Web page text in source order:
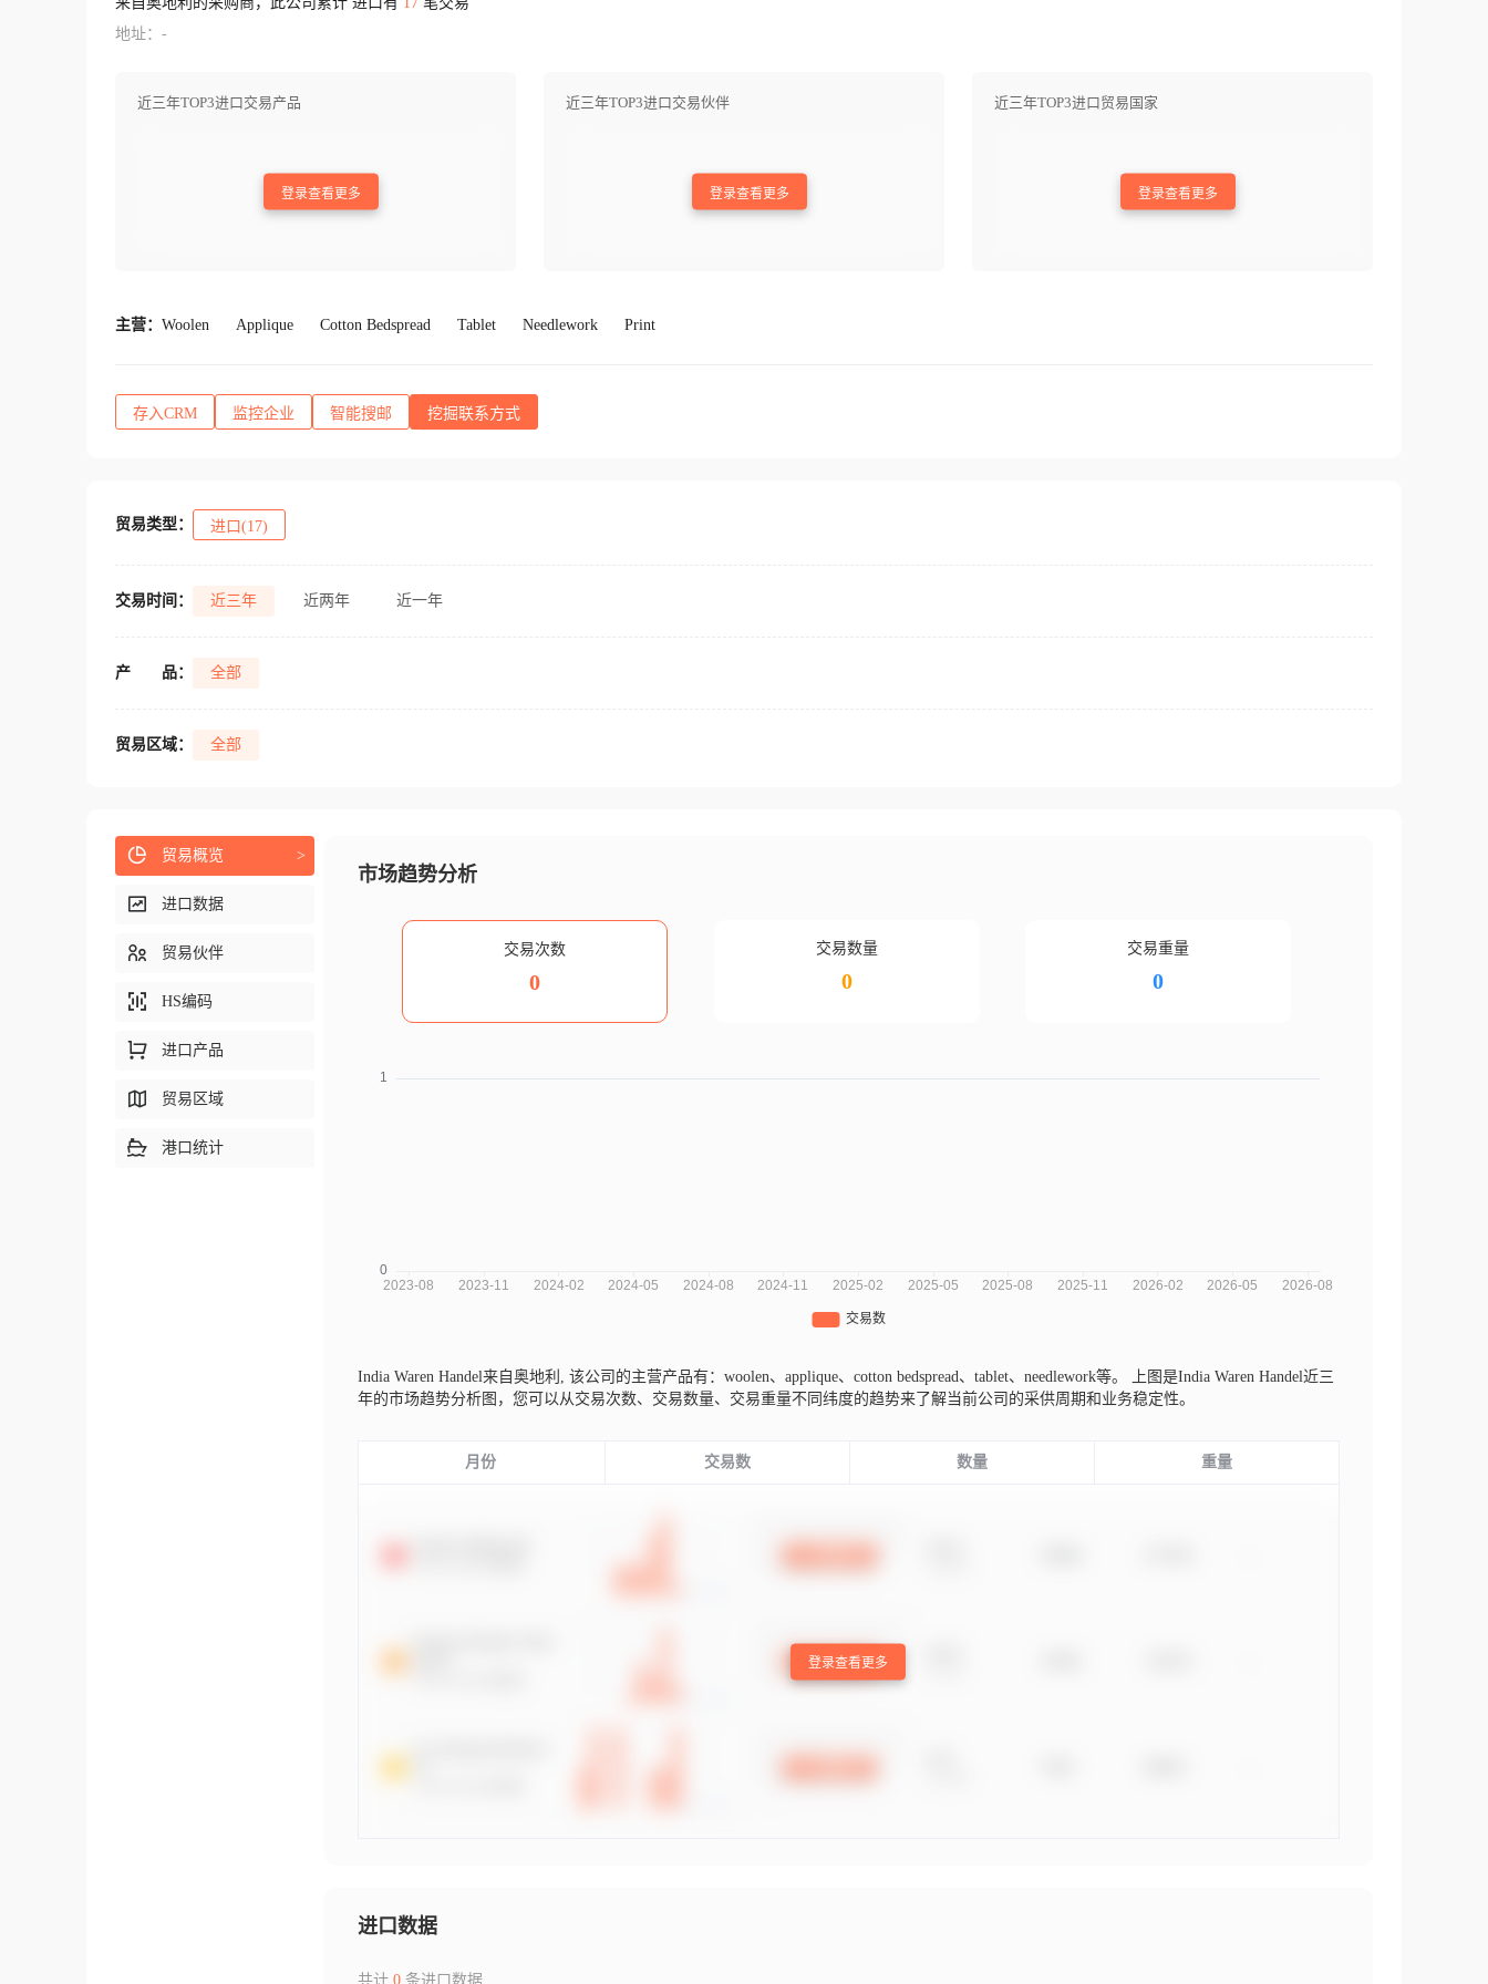
地址：-
近三年TOP3进口交易产品
登录查看更多
近三年TOP3进口交易伙伴
登录查看更多
近三年TOP3进口贸易国家
登录查看更多
主营： Woolen Applique Cotton Bedspread Tablet Needlework Print
存入CRM 监控企业 智能搜邮 挖掘联系方式
贸易类型： 进口(17)
交易时间： 近三年 近两年 近一年
产 品： 全部
贸易区域： 全部
市场趋势分析
交易次数
0
交易数量
0
交易重量
0
India Waren Handel来自奥地利, 该公司的主营产品有：woolen、applique、cotton bedspread、tablet、needlework等。
上图是India Waren Handel近三
年的市场趋势分析图，您可以从交易次数、交易数量、交易重量不同纬度的趋势来了解当前公司的采供周期和业务稳定性。
月份 交易数 数量 重量
登录查看更多
进口数据
共计 0条进口数据
贸易概览 >
进口数据
贸易伙伴
HS编码
进口产品
贸易区域
港口统计